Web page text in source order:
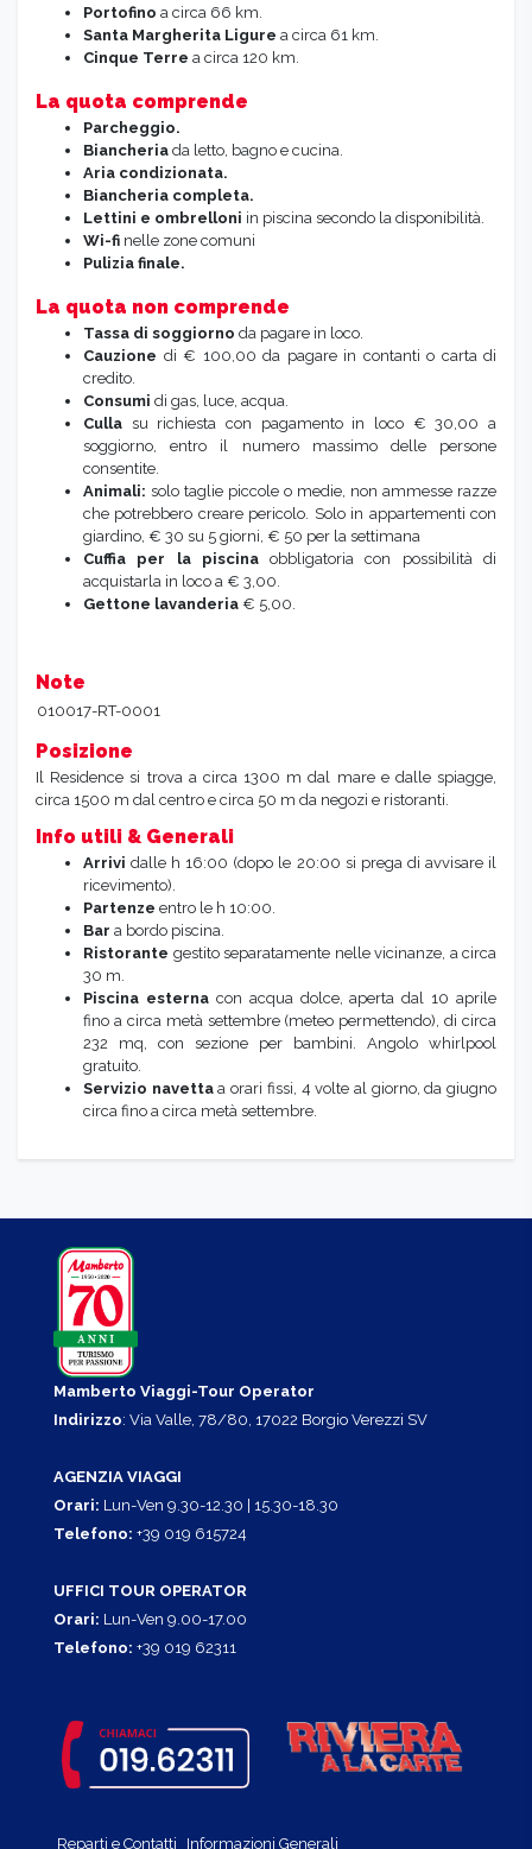
Portofino a circa 66 km.
Santa Margherita Ligure a circa 61 km.
Cinque Terre a circa 120 km.
La quota comprende
Parcheggio.
Biancheria da letto, bagno e cucina.
Aria condizionata.
Biancheria completa.
Lettini e ombrelloni in piscina secondo la disponibilità.
Wi-fi nelle zone comuni
Pulizia finale.
La quota non comprende
Tassa di soggiorno da pagare in loco.
Cauzione di € 100,00 da pagare in contanti o carta di
credito.
Consumi di gas, luce, acqua.
Culla su richiesta con pagamento in loco € 30,00 a
soggiorno, entro il numero massimo delle persone
consentite.
Animali: solo taglie piccole o medie, non ammesse razze
che potrebbero creare pericolo. Solo in appartementi con
giardino, € 30 su 5 giorni, € 50 per la settimana
Cuffia per la piscinaobbligatoria con possibilità di
acquistarla in loco a € 3,00.
Gettone lavanderia € 5,00.
Note
010017-RT-0001
Posizione
Il Residence si trova a circa 1300 m dal mare e dalle spiagge,
circa 1500 m dal centro e circa 50 m da negozi e ristoranti.
Info utili & Generali
Arrivi dalle h 16:00 (dopo le 20:00 si prega di avvisare il
ricevimento).
Partenze entro le h 10:00.
Bar a bordo piscina.
Ristorante gestito separatamente nelle vicinanze, a circa
30 m.
Piscina esternacon acqua dolce, aperta dal 10 aprile
fino a circa metà settembre (meteo permettendo), di circa
232 mq, con sezione per bambini. Angolo whirlpool
gratuito.
Servizio navettaa orari fissi, 4 volte al giorno, da giugno
circa fino a circa metà settembre.
Mamberto Viaggi-Tour Operator
Indirizzo: Via Valle, 78/80, 17022 Borgio Verezzi SV
AGENZIA VIAGGI
Orari: Lun-Ven 9.30-12.30 | 15.30-18.30
Telefono: +39 019 615724
UFFICI TOUR OPERATOR
Orari: Lun-Ven 9.00-17.00
Telefono: +39 019 62311
Reparti e Contatti Informazioni Generali